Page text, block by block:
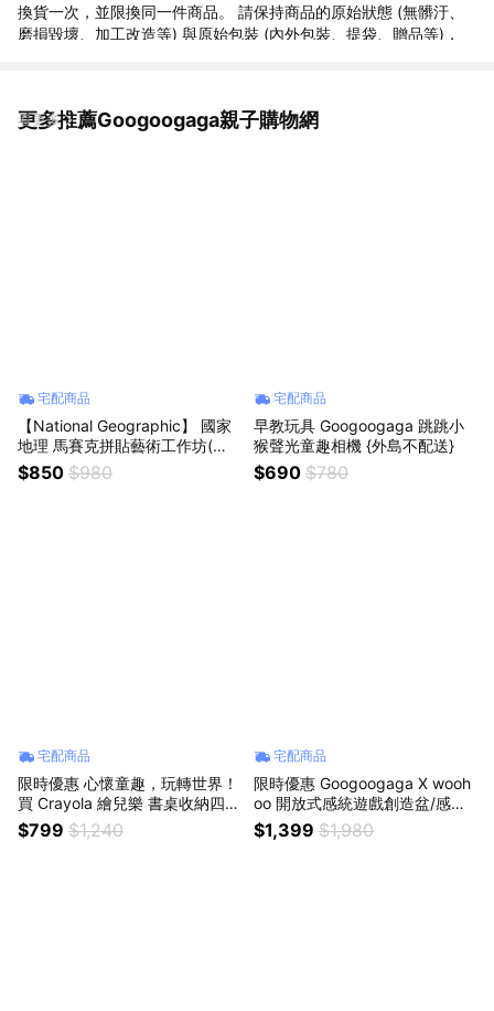
換貨一次，並限換同一件商品。 請保持商品的原始狀態 (無髒汙、
磨損毀壞、加工改造等) 與原始包裝 (內外包裝、提袋、贈品等)，
號：24421136 客服電話：06-7213838 客服信箱：
更多推薦Googoogaga親子購物網
看更多
宅配商品
【National Geographic】 國家
地理 馬賽克拼貼藝術工作坊(手
做、玩具) {外島不配送}
$850 $980
宅配商品
早教玩具 Googoogaga 跳跳小
猴聲光童趣相機 {外島不配送}
$690 $780
宅配商品
限時優惠 心懷童趣，玩轉世界！
買 Crayola 繪兒樂 書桌收納四件
組 送 12色蠟筆組 (收納、文具)
{外島不配送}
$799 $1,240
宅配商品
限時優惠 Googoogaga X wooh
oo 開放式感統遊戲創造盆/感官
盆 {外島不配送}
$1,399 $1,980